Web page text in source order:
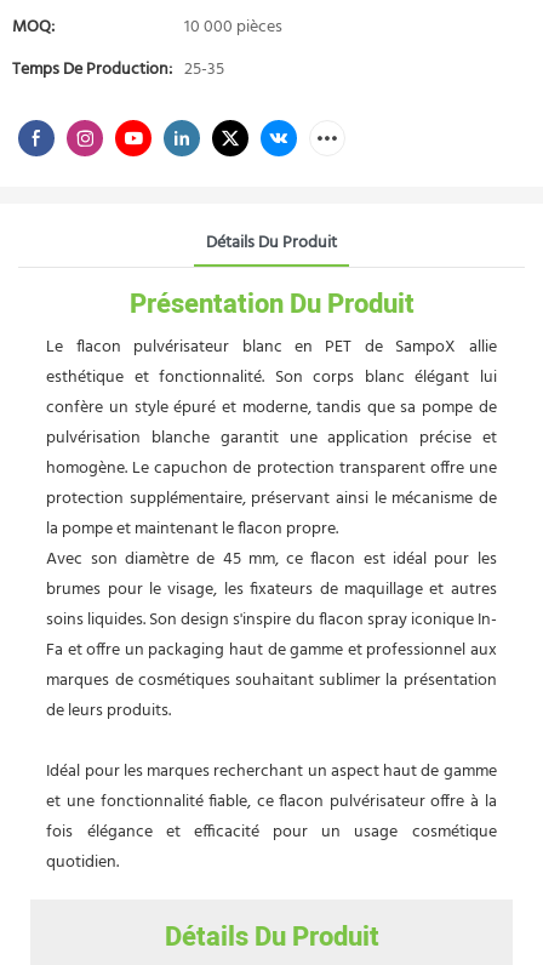
MOQ:
10 000 pièces
Temps De Production: 25-35
Détails Du Produit
Présentation Du Produit
Le flacon pulvérisateur blanc en PET de SampoX allie
esthétique et fonctionnalité. Son corps blanc élégant lui
confère un style épuré et moderne, tandis que sa pompe de
pulvérisation blanche garantit une application précise et
homogène. Le capuchon de protection transparent offre une
protection supplémentaire, préservant ainsi le mécanisme de
la pompe et maintenant le flacon propre.
Avec son diamètre de 45 mm, ce flacon est idéal pour les
brumes pour le visage, les fixateurs de maquillage et autres
soins liquides. Son design s'inspire du flacon spray iconique In-
Fa et offre un packaging haut de gamme et professionnel aux
marques de cosmétiques souhaitant sublimer la présentation
de leurs produits.
Idéal pour les marques recherchant un aspect haut de gamme
et une fonctionnalité fiable, ce flacon pulvérisateur offre à la
fois élégance et efficacité pour un usage cosmétique
quotidien.
Détails Du Produit